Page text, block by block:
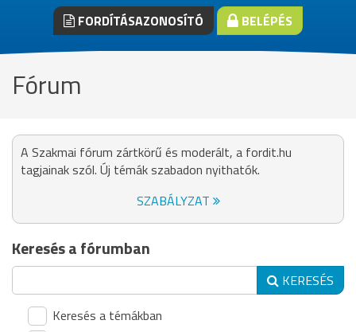
FORDÍTÁSAZONOSÍTÓ BELÉPÉS
Fórum
A Szakmai fórum zártkörű és moderált, a fordit.hu
tagjainak szól. Új témák szabadon nyithatók.
SZABÁLYZAT
Keresés a fórumban
KERESÉS
Keresés a témákban